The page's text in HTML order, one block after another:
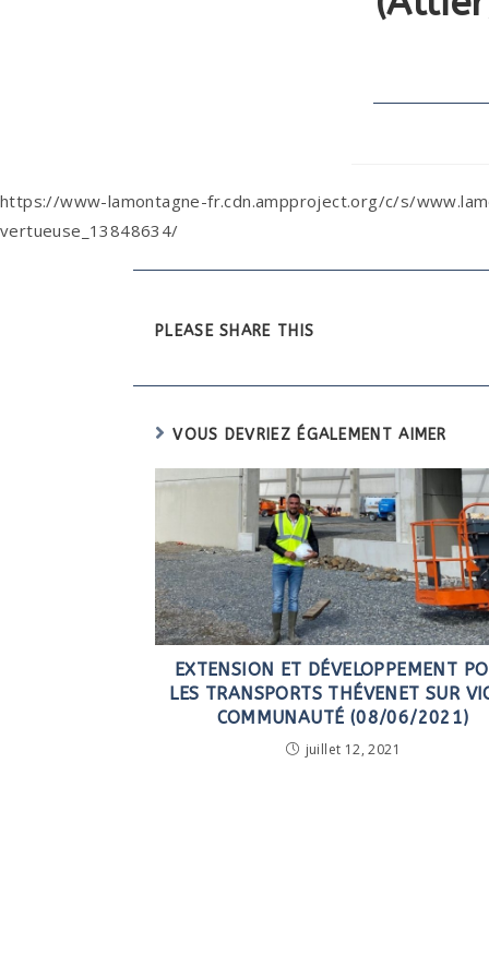
https://www-lamontagne-fr.cdn.ampproject.org/c/s/
vertueuse_13848634/
PLEASE SHARE THIS
VOUS DEVRIEZ ÉGALEMENT AIMER
EXTENSION ET DÉVELOPPEMENT
LES TRANSPORTS THÉVENET SUR
COMMUNAUTÉ (08/06/2021)
juillet 12, 2021